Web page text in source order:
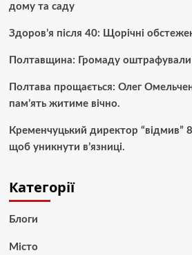
дому та саду
Здоров’я після 40: Щорічні
Полтавщина: Громаду оштрафували
Полтава прощається: Олег
пам’ять житиме вічно.
Кременчуцький директор “відмив”
щоб уникнути в’язниці.
Категорії
Блоги
Місто